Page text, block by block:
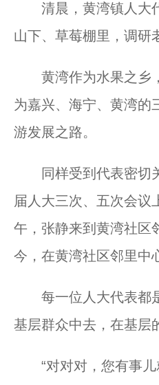
清晨，黄湾镇人大代
山下、草莓棚里，调研
黄湾作为水果之乡，
为嘉兴、海宁、黄湾的
游发展之路。
同样受到代表密切关
届人大三次、五次会议
午，张静来到黄湾社区
今，在黄湾社区邻里中
每一位人大代表都是
基层群众中去，在基层
“对对对，您有事儿